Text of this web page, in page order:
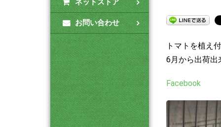
ネットストア
お問い合わせ
トマトを植え
6月から出荷出
Facebook